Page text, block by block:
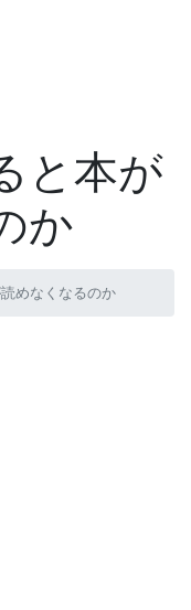
と本が
か
めなくなるのか